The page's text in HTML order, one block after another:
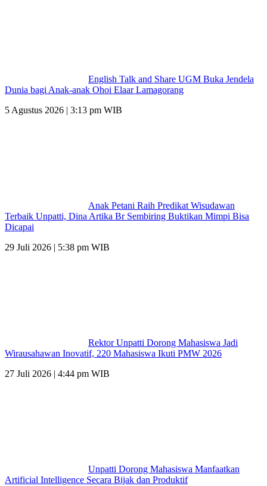
English Talk and Share UGM Buka Jendela
Dunia bagi Anak-anak Ohoi Elaar Lamagorang
5 Agustus 2026 | 3:13 pm WIB
Anak Petani Raih Predikat Wisudawan
Terbaik Unpatti, Dina Artika Br Sembiring Buktikan Mimpi Bisa
Dicapai
29 Juli 2026 | 5:38 pm WIB
Rektor Unpatti Dorong Mahasiswa Jadi
Wirausahawan Inovatif, 220 Mahasiswa Ikuti PMW 2026
27 Juli 2026 | 4:44 pm WIB
Unpatti Dorong Mahasiswa Manfaatkan
Artificial Intelligence Secara Bijak dan Produktif